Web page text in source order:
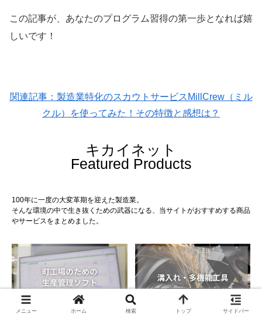
この記事が、あなたのプログラム習得の第一歩となれば嬉
しいです！
関連記事：製造業特化のスカウトサービスMillCrew（ミル
クル）を使ってみた！その特徴と感想は？
キカイネット
Featured Products
100年に一度の大変革期を迎えた製造業。
そんな環境の中で生き抜くための武器になる、当サイトがおすすめする商品
やサービスをまとめました。
メニュー ホーム 検索 トップ サイドバー